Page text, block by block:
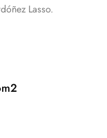
Lasso.